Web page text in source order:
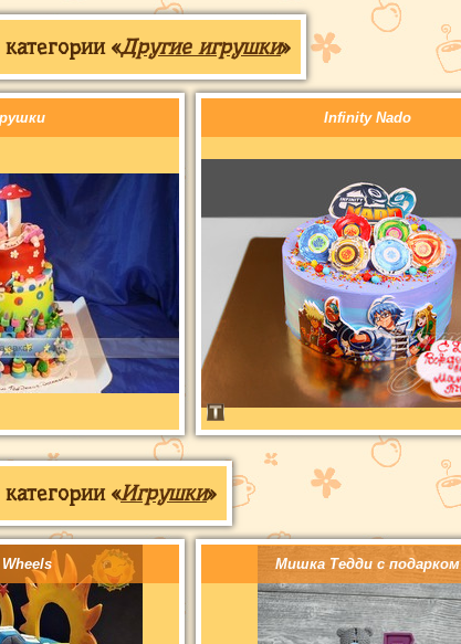
«Другие игрушки»
Infinity Nado
«Игрушки»
Мишка Тедди с подарком